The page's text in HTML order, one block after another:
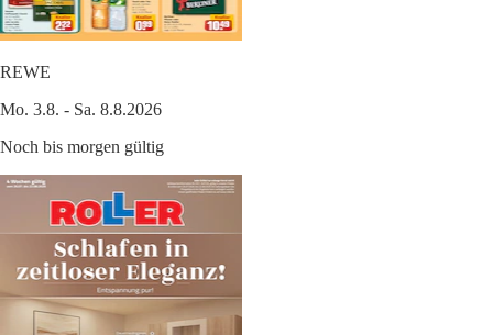
REWE
Mo. 3.8. - Sa. 8.8.2026
Noch bis morgen gültig